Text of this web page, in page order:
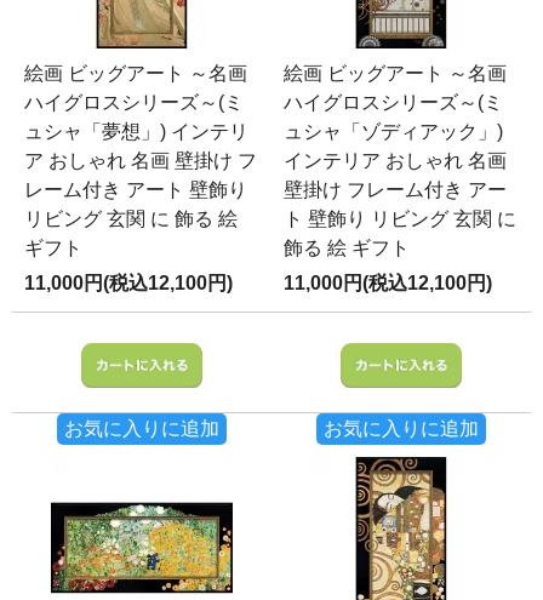
絵画 ビッグアート ～名画
ハイグロスシリーズ～(ミ
ュシャ「夢想」) インテリ
ア おしゃれ 名画 壁掛け フ
レーム付き アート 壁飾り
リビング 玄関 に 飾る 絵
ギフト
11,000円(税込12,100円)
お気に入りに追加
絵画 ビッグアート ～名画
ハイグロスシリーズ～(ミ
ュシャ「ゾディアック」)
インテリア おしゃれ 名画
壁掛け フレーム付き アー
ト 壁飾り リビング 玄関 に
飾る 絵 ギフト
11,000円(税込12,100円)
お気に入りに追加